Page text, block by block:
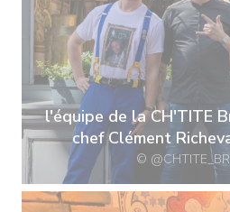
l'équipe de la CH'TITE
chef Clément
©